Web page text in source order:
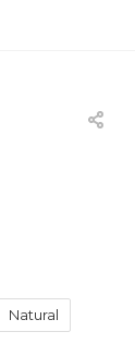
Natural